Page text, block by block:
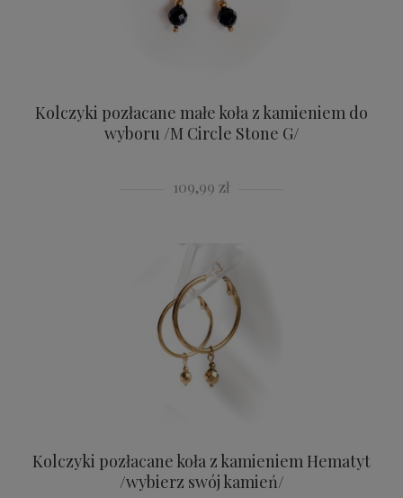
Kolczyki pozłacane małe koła z kamieniem do
wyboru /M Circle Stone G/
109,99 zł
Kolczyki pozłacane koła z kamieniem Hematyt
/wybierz swój kamień/